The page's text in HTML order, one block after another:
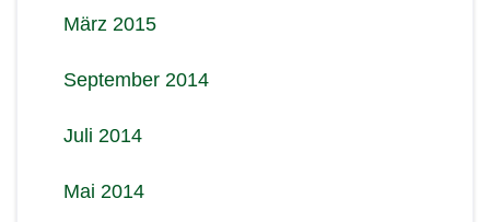
März 2015
September 2014
Juli 2014
Mai 2014